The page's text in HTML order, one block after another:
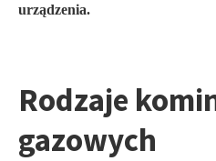
urządzenia.
Rodzaje
gazowych